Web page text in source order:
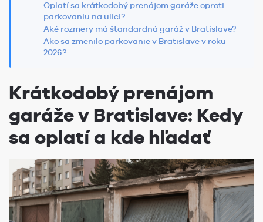
Oplatí sa krátkodobý prenájom garáže oproti
parkovaniu na ulici?
Aké rozmery má štandardná garáž v Bratislave?
Ako sa zmenilo parkovanie v Bratislave v roku
2026?
Krátkodobý prenájom
garáže v Bratislave: Kedy
sa oplatí a kde hľadať